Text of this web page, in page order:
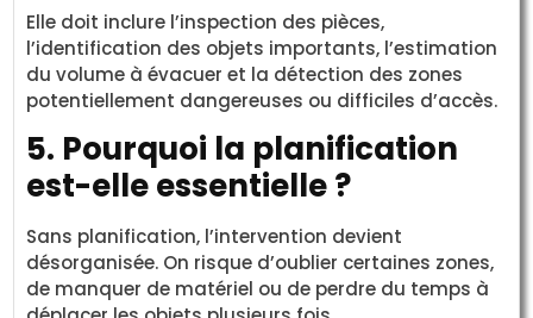
Elle doit inclure l’inspection des pièces,
l’identification des objets importants, l’estimation
du volume à évacuer et la détection des zones
potentiellement dangereuses ou difficiles d’accès.
5. Pourquoi la planification
est-elle essentielle ?
Sans planification, l’intervention devient
désorganisée. On risque d’oublier certaines zones,
de manquer de matériel ou de perdre du temps à